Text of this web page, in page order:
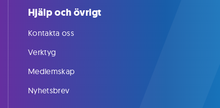
Hjälp och övrigt
Kontakta oss
Verktyg
Medlemskap
Nyhetsbrev